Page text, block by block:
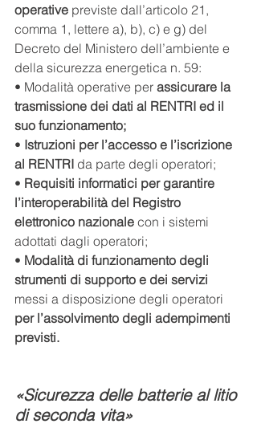
operative previste dall’articolo 21,
comma 1, lettere a), b), c) e g) del
Decreto del Ministero dell’ambiente e
della sicurezza energetica n. 59:
• Modalità operative per assicurare la
trasmissione dei dati al RENTRI ed il
suo funzionamento;
• Istruzioni per l’accesso e l’iscrizione
al RENTRI da parte degli operatori;
• Requisiti informatici per garantire
l’interoperabilità del Registro
elettronico nazionale con i sistemi
adottati dagli operatori;
• Modalità di funzionamento degli
strumenti di supporto e dei servizi
messi a disposizione degli operatori
per l’assolvimento degli adempimenti
previsti.
«Sicurezza delle batterie al litio
di seconda vita»